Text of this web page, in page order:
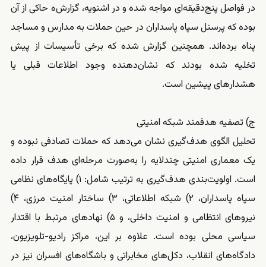
در فواصل پنج‌دقیقه‌ای مواجه شده و در اشنویه، گزارش‌ه حاکی از آن
بوده که پرسنل سپاه پاسداران در حین حملات به مدارس و مساجد
پناه برده‌اند. همچنین گزارش شده که برخی تأسیسات از پیش
تخلیه شده بودند که نشان‌دهنده وجود اطلاعات قبلی یا
هشدارهای پیشین است.
ج) تصفیه هدفمند شبکه امنیتی
تحلیل الگوی هدف‌گیری نشان می‌دهد که حملات تصادفی نبوده و
یک معماری امنیتی چندلایه را به‌صورت مرحله‌ای هدف قرار داده
است. اولویت‌بندی هدف‌گیری به ترتیب شامل: ۱) پایگاه‌های نظامی
سپاه پاسداران، ۲) شبکه اطلاعاتی، ۳) ساختار امنیت مرزی، ۴)
نیروهای انتظامی و امنیت داخلی، و ۵) نهادهای مرتبط با اقتدار
سیاسی محلی بوده است. علاوه بر این، مراکز رادیو-تلویزیون،
دادگاه‌های انقلاب، دکل‌های مخابراتی و باشگاه‌های افسران نیز در